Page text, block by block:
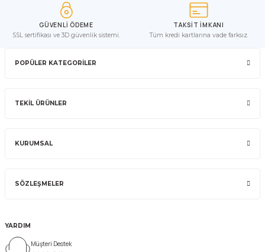
GÜVENLİ ÖDEME
SSL sertifikası ve 3D güvenlik sistemi.
TAKSİT İMKANI
Tüm kredi kartlarına vade farksız.
POPÜLER KATEGORİLER
TEKİL ÜRÜNLER
KURUMSAL
SÖZLEŞMELER
YARDIM
Müşteri Destek